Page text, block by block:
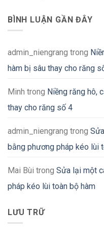
BÌNH LUẬN GẦN ĐÂY
admin_niengrang trong
hàm bị sâu thay cho răng
Minh trong Niềng răng hô,
thay cho răng số 4
admin_niengrang trong
bằng phương pháp kéo lùi
Mai Bùi trong Sửa lại một
pháp kéo lùi toàn bộ hàm
LƯU TRỮ